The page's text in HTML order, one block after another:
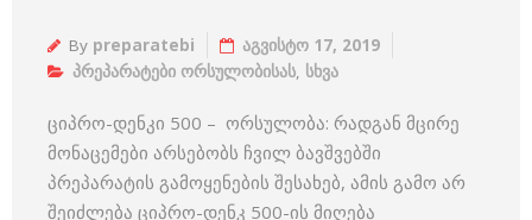
By preparatebi
აგვისტო 17, 2019
პრეპარატები ორსულობისას, სხვა
ციპრო-დენკი 500 – ორსულობა: რადგან მცირე
მონაცემები არსებობს ჩვილ ბავშვებში
პრეპარატის გამოყენების შესახებ, ამის გამო არ
შეიძლება ციპრო-დენკ 500-ის მიღება